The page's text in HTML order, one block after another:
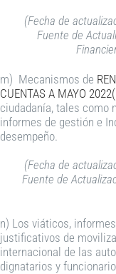
(Fecha de
Fuente de
m) Mecanismos de
CUENTAS A MAYO
ciudadanía, tales como
informes de gestión e
desempeño.
(Fecha de
Fuente de
n) Los viáticos,
justificativos de
internacional de las
dignatarios y